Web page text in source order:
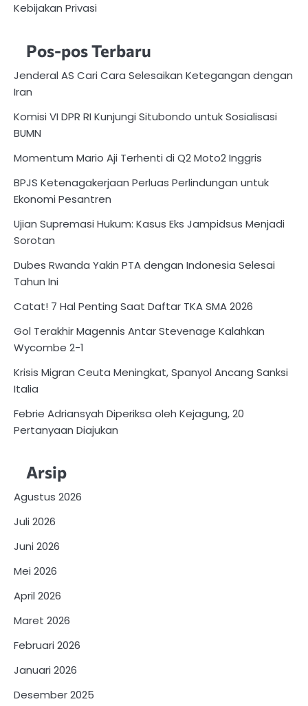
Kebijakan Privasi
Pos-pos Terbaru
Jenderal AS Cari Cara Selesaikan Ketegangan dengan
Iran
Komisi VI DPR RI Kunjungi Situbondo untuk Sosialisasi
BUMN
Momentum Mario Aji Terhenti di Q2 Moto2 Inggris
BPJS Ketenagakerjaan Perluas Perlindungan untuk
Ekonomi Pesantren
Ujian Supremasi Hukum: Kasus Eks Jampidsus Menjadi
Sorotan
Dubes Rwanda Yakin PTA dengan Indonesia Selesai
Tahun Ini
Catat! 7 Hal Penting Saat Daftar TKA SMA 2026
Gol Terakhir Magennis Antar Stevenage Kalahkan
Wycombe 2-1
Krisis Migran Ceuta Meningkat, Spanyol Ancang Sanksi
Italia
Febrie Adriansyah Diperiksa oleh Kejagung, 20
Pertanyaan Diajukan
Arsip
Agustus 2026
Juli 2026
Juni 2026
Mei 2026
April 2026
Maret 2026
Februari 2026
Januari 2026
Desember 2025